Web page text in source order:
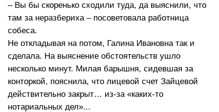
– Вы бы скоренько сходили туда, да выяснили, что
там за неразбериха – посоветовала работница
собеса.
Не откладывая на потом, Галина Ивановна так и
сделала. На выяснение обстоятельств ушло
несколько минут. Милая барышня, сидевшая за
конторкой, пояснила, что лицевой счет Зайцевой
действительно закрыт… из-за «каких-то
нотариальных дел»...